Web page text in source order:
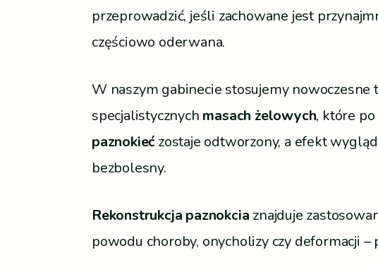
przeprowadzić, jeśli zachowane jest
częściowo oderwana.
W naszym gabinecie stosujemy nowoczesne
specjalistycznych masach żelowych, które
paznokiećzostaje odtworzony, a efekt
bezbolesny.
Rekonstrukcja paznokcia znajduje
powodu choroby, onycholizy czy deformacji